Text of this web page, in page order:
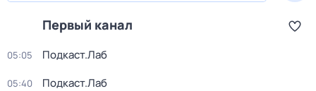
Первый канал
05:05 Подкаст.Лаб
05:40 Подкаст.Лаб